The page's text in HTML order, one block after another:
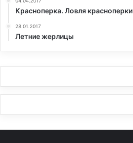
Красноперка. Ловля красноперки
28.01.2017
Летние жерлицы